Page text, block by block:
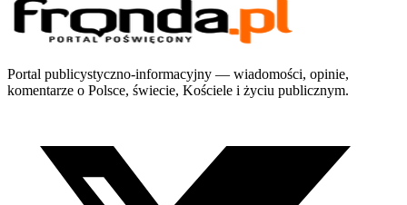
Portal publicystyczno-informacyjny — wiadomości, opinie,
komentarze o Polsce, świecie, Kościele i życiu publicznym.